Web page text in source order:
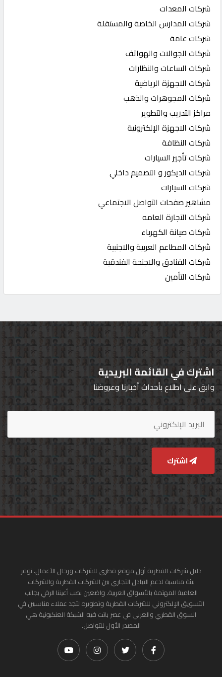
شركات المعدات
شركات المدارس الخاصة والمستقلة
شركات عامة
شركات الجوالات والهواتف
شركات الساعات والنظارات
شركات الاجهزة الرياضية
شركات المجوهرات والذهب
مراكز التدريب والتطوير
شركات الاجهزة الإلكترونية
شركات النظافة
شركات تأجير السيارات
شركات الديكور و التصميم داخلي
شركات السيارات
مشاهير صفحات التواصل الاجتماعي
شركات التجارة العامه
شركات صيانة الكهرباء
شركات المطاعم العربية والاجنبية
شركات الفنادق والاجنحة الفندقية
شركات التأمين
اشترك في القائمة البريدية
وابق على اطلاع بأحداث أخبارنا وعروضنا
اشترك
دليل شركات القطرية أول موقع قطري للشركات ورجال الأعمال. نوفر
بيئة مناسبة لدعم التبادل التجاري بين الشركات القطرية والشركات
العامية المهتمة بالأسواق العربية. واضعين نصب أعيننا الرقي بجانب
التسويق الإلكتروني للشركات القطرية وتطويره لتجد عملاء مناسبين في
السوق القطري والعربي في عصر باتت فيه الشبكة العنكبونية هي
المصدر الأول للتواصل.